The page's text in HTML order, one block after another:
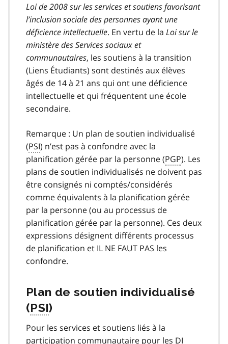
Loi de 2008 sur les services et soutiens favorisant
l’inclusion sociale des personnes ayant une
déficience intellectuelle. En vertu de la Loi sur le
ministère des Services sociaux et
communautaires, les soutiens à la transition
(Liens Étudiants) sont destinés aux élèves
âgés de 14 à 21 ans qui ont une déficience
intellectuelle et qui fréquentent une école
secondaire.
Remarque : Un plan de soutien individualisé
(PSI) n’est pas à confondre avec la
planification gérée par la personne (PGP). Les
plans de soutien individualisés ne doivent pas
être consignés ni comptés/considérés
comme équivalents à la planification gérée
par la personne (ou au processus de
planification gérée par la personne). Ces deux
expressions désignent différents processus
de planification et IL NE FAUT PAS les
confondre.
Plan de soutien individualisé
(PSI)
Pour les services et soutiens liés à la
participation communautaire pour les DI